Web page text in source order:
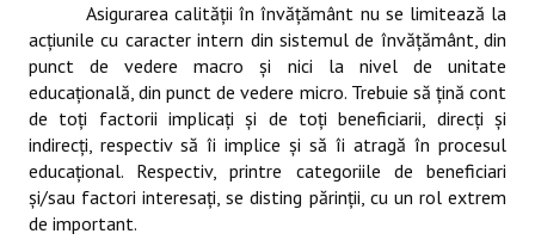
Asigurarea calităţii în învăţământ nu se limitează la
acţiunile cu caracter intern din sistemul de învăţământ, din
punct de vedere macro şi nici la nivel de unitate
educaţională, din punct de vedere micro. Trebuie să ţină cont
de toţi factorii implicaţi şi de toţi beneficiarii, direcţi şi
indirecţi, respectiv să îi implice şi să îi atragă în procesul
educaţional. Respectiv, printre categoriile de beneficiari
şi/sau factori interesaţi, se disting părinţii, cu un rol extrem
de important.